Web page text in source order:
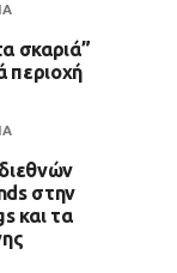
σκαριά”
περιοχή
στην
και τα